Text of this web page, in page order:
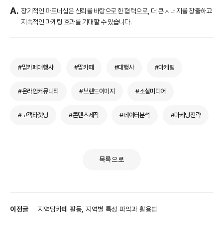
장기적인 파트너십은 신뢰를 바탕으로 한 협력으로, 더 큰 시너지를 창출하고
지속적인 마케팅 효과를 기대할 수 있습니다.
#맘카페대행사 #맘카페 #대행사 #마케팅
#온라인커뮤니티 #브랜드이미지 #소셜미디어
#고객타겟팅 #콘텐츠제작 #데이터분석 #마케팅전략
목록으로
이전글 지역맘카페 활동, 지역별 특성 파악과 활용법